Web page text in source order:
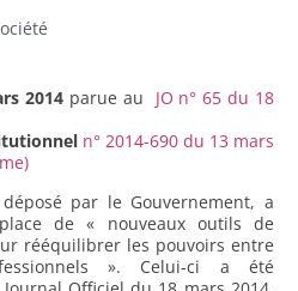
2014 parue au JO n° 65 du 18
n° 2014-690 du 13 mars
par le Gouvernement, a
de « nouveaux outils de
rééquilibrer les pouvoirs entre
». Celui-ci a été